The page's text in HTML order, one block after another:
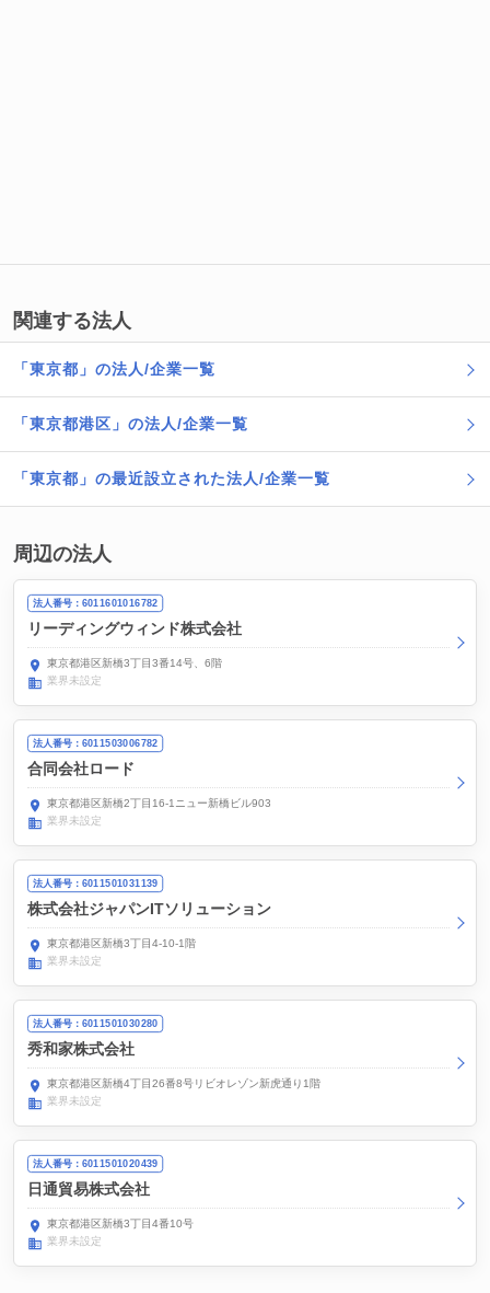
関連する法人
「東京都」の法人/企業一覧
「東京都港区」の法人/企業一覧
「東京都」の最近設立された法人/企業一覧
周辺の法人
法人番号：6011601016782
リーディングウィンド株式会社
東京都港区新橋3丁目3番14号、6階
業界未設定
法人番号：6011503006782
合同会社ロード
東京都港区新橋2丁目16-1ニュー新橋ビル903
業界未設定
法人番号：6011501031139
株式会社ジャパンITソリューション
東京都港区新橋3丁目4-10-1階
業界未設定
法人番号：6011501030280
秀和家株式会社
東京都港区新橋4丁目26番8号リビオレゾン新虎通り1階
業界未設定
法人番号：6011501020439
日通貿易株式会社
東京都港区新橋3丁目4番10号
業界未設定